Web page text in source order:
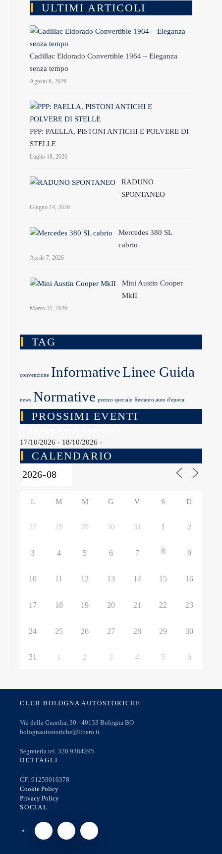
ULTIMI ARTICOLI
Cadillac Eldorado Convertible 1964 – Eleganza
senza tempo
Agosto 6, 2026
PPP: PAELLA, PISTONI ANTICHI E POLVERE DI
STELLE
Luglio 18, 2026
RADUNO
SPONTANEO
Giugno 14, 2026
Mercedes 380 SL
cabrio
Aprile 7, 2026
Mini Austin Cooper
MkII
Marzo 31, 2026
TAG
convenzione InformativeLinee Guida
news Normative prezzo speciale Restauro auto d'epoca
PROSSIMI EVENTI
17/10/2026 - 18/10/2026 -
CALENDARIO
L M M G V S D
27 28 29 30 31 1 2
3 4 5 6 7 8 9
10 11 12 13 14 15 16
17 18 19 20 21 22 23
24 25 26 27 28 29 30
31 1 2 3 4 5 6
CLUB BOLOGNA AUTOSTORICHE
Via della Guardia, 30 - 40133 Bologna BO
bolognautostoriche@libero.it
Segreteria tel. 320 9384295
DETTAGLI
CF: 91259010378
Cookie Policy
Privacy Policy
SOCIAL